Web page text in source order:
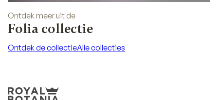
Ontdek meer uit de
Folia collectie
Ontdek de collectieAlle collecties